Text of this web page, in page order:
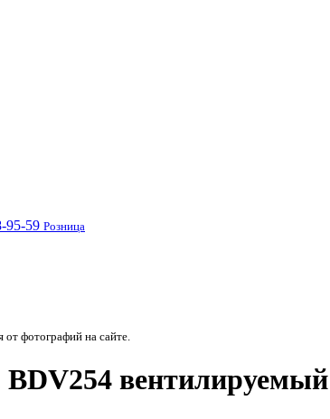
95-59 Розница
фотографий на сайте.